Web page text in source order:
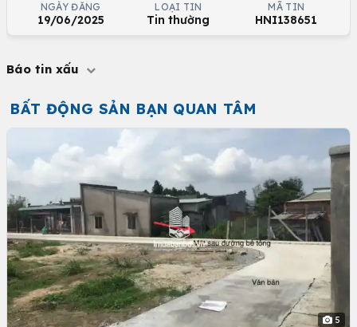
NGÀY ĐĂNG
19/06/2025
LOẠI TIN
Tin thường
MÃ TIN
HNI138651
Báo tin xấu
BẤT ĐỘNG SẢN BẠN QUAN TÂM
5